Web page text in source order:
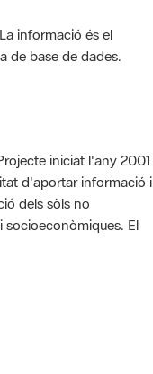
informació és el
de base de dades.
iniciat l'any 2001
d'aportar informació i
dels sòls no
socioeconòmiques. El